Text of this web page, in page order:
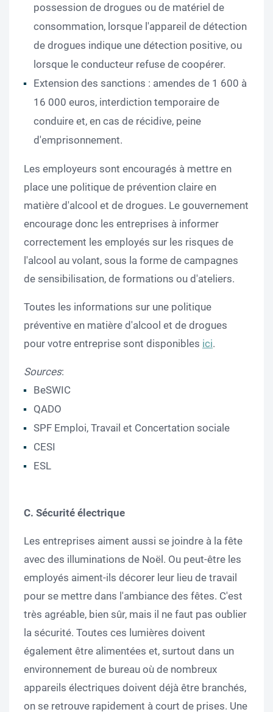
possession de drogues ou de matériel de
consommation, lorsque l'appareil de détection
de drogues indique une détection positive, ou
lorsque le conducteur refuse de coopérer.
Extension des sanctions : amendes de 1 600 à
16 000 euros, interdiction temporaire de
conduire et, en cas de récidive, peine
d'emprisonnement.
Les employeurs sont encouragés à mettre en
place une politique de prévention claire en
matière d'alcool et de drogues. Le gouvernement
encourage donc les entreprises à informer
correctement les employés sur les risques de
l'alcool au volant, sous la forme de campagnes
de sensibilisation, de formations ou d'ateliers.
Toutes les informations sur une politique
préventive en matière d'alcool et de drogues
pour votre entreprise sont disponibles ici.
Sources:
BeSWIC
QADO
SPF Emploi, Travail et Concertation sociale
CESI
ESL
C. Sécurité électrique
Les entreprises aiment aussi se joindre à la fête
avec des illuminations de Noël. Ou peut-être les
employés aiment-ils décorer leur lieu de travail
pour se mettre dans l'ambiance des fêtes. C'est
très agréable, bien sûr, mais il ne faut pas oublier
la sécurité. Toutes ces lumières doivent
également être alimentées et, surtout dans un
environnement de bureau où de nombreux
appareils électriques doivent déjà être branchés,
on se retrouve rapidement à court de prises. Une